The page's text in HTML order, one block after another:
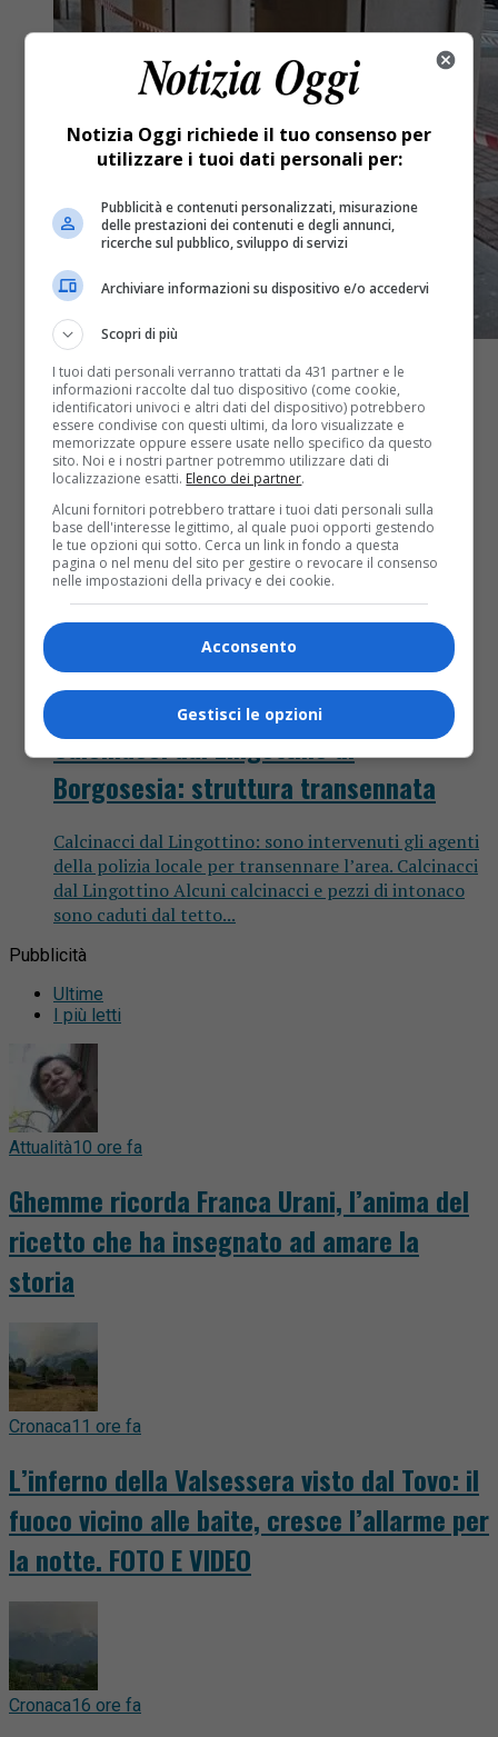
Cronaca5 anni fa
Calcinacci dal Lingottino di
Borgosesia: struttura transennata
Calcinacci dal Lingottino: sono intervenuti gli agenti
della polizia locale per transennare l’area. Calcinacci
dal Lingottino Alcuni calcinacci e pezzi di intonaco
sono caduti dal tetto...
Pubblicità
Ultime
I più letti
Attualità10 ore fa
Ghemme ricorda Franca Urani, l’anima del
ricetto che ha insegnato ad amare la
storia
Cronaca11 ore fa
L’inferno della Valsessera visto dal Tovo: il
fuoco vicino alle baite, cresce l’allarme per
la notte. FOTO E VIDEO
Cronaca16 ore fa
Notizia Oggi richiede il tuo consenso per
utilizzare i tuoi dati personali per:
Pubblicità e contenuti personalizzati, misurazione
delle prestazioni dei contenuti e degli annunci,
ricerche sul pubblico, sviluppo di servizi
Archiviare informazioni su dispositivo e/o accedervi
Scopri di più
I tuoi dati personali verranno trattati da 431 partner e le
informazioni raccolte dal tuo dispositivo (come cookie,
identificatori univoci e altri dati del dispositivo) potrebbero
essere condivise con questi ultimi, da loro visualizzate e
memorizzate oppure essere usate nello specifico da questo
sito. Noi e i nostri partner potremmo utilizzare dati di
localizzazione esatti. Elenco dei partner.
Alcuni fornitori potrebbero trattare i tuoi dati personali sulla
base dell'interesse legittimo, al quale puoi opporti gestendo
le tue opzioni qui sotto. Cerca un link in fondo a questa
pagina o nel menu del sito per gestire o revocare il consenso
nelle impostazioni della privacy e dei cookie.
Acconsento
Gestisci le opzioni